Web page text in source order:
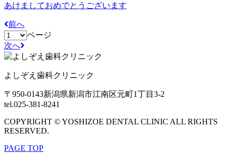
あけましておめでとうございます
前へ
ページ
次へ
よしぞえ歯科クリニック
〒950-0143新潟県新潟市江南区元町1丁目3-2
tel.025-381-8241
COPYRIGHT © YOSHIZOE DENTAL CLINIC ALL RIGHTS
RESERVED.
PAGE TOP